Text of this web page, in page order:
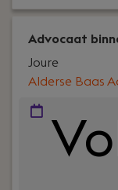
Advocaat
Alderse Baas
Joure